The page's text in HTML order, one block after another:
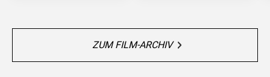
ZUM FILM-ARCHIV